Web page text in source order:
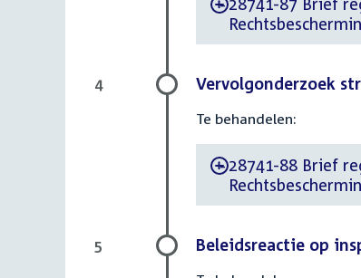
-
Vervolgonderzoek
Te behandelen:
-28741-88 Brief
4
Beleidsreactie op
5